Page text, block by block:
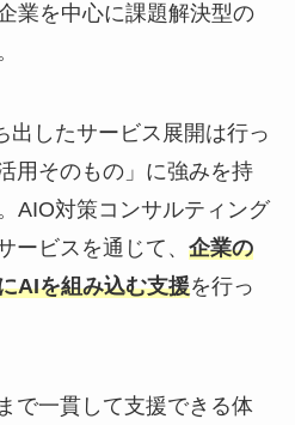
業を中心に課題解決型の
出したサービス展開は行っ
用そのもの」に強みを持
AIO対策コンサルティング
ービスを通じて、 企業の
AIを組み込む支援を行っ
で一貫して支援できる体